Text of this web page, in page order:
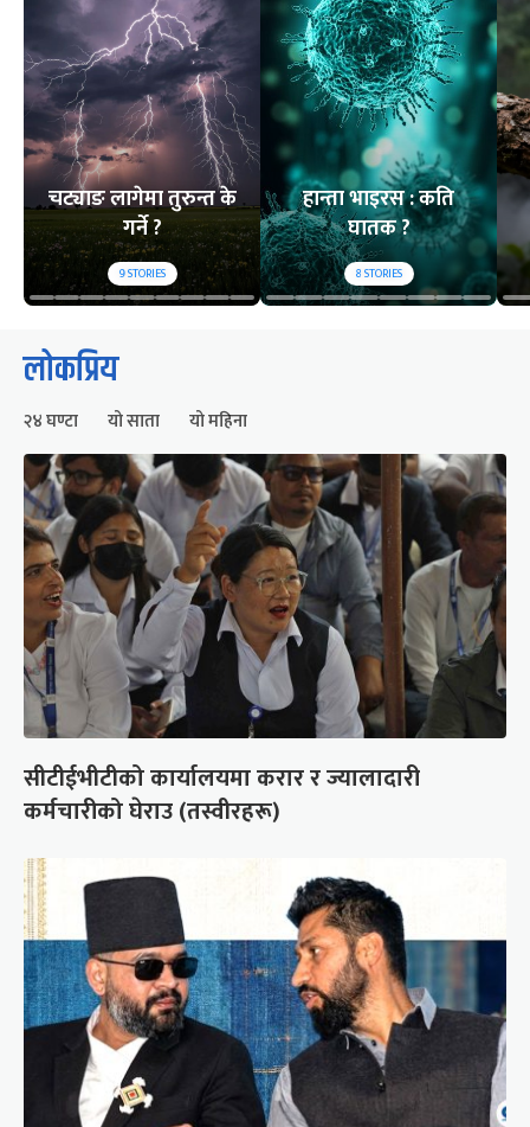
चट्याङ लागेमा तुरुन्त के
गर्ने ?
9STORIES
हान्ता भाइरस : कति
घातक ?
8STORIES
लोकप्रिय
२४ घण्टा यो साता यो महिना
सीटीईभीटीको कार्यालयमा करार र ज्यालादारी
कर्मचारीको घेराउ (तस्वीरहरू)